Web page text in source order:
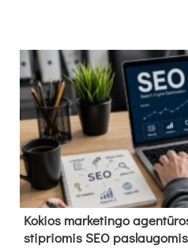
Kokios marketingo
stipriomis SEO